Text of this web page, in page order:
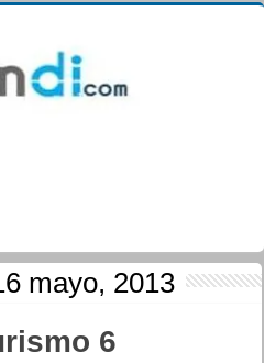
mayo, 2013
6